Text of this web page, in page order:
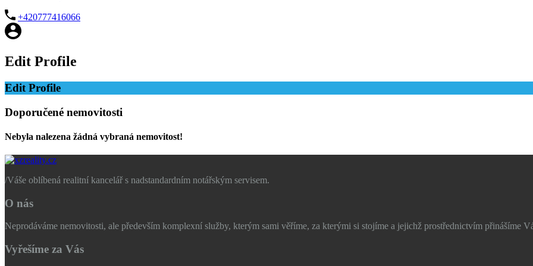
+420777416066
Edit Profile
Edit Profile
Doporučené nemovitosti
Nebyla nalezena žádná vybraná nemovitost!
/Váše oblíbená realitní kancelář s nadstandardním notářským servisem.
O nás
Neprodáváme nemovitosti, ale především komplexní služby, kterým sami věříme, za kterými si stojíme a jejichž prostřednictvím přinášíme
Vyřešíme za Vás